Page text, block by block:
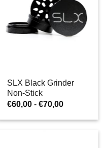
SLX Black Grinder
Non-Stick
€60,00 - €70,00Rango
precios: